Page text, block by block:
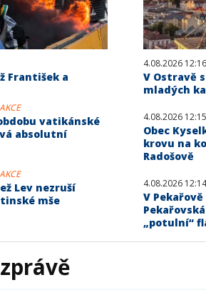
František a
vatikánské
absolutní
Lev nezruší
mše
4.08.2026 12:16
V Ostravě
mladých
4.08.2026 12:15
Obec
krovu na
Radošově
4.08.2026 12:14
V
„potulní“